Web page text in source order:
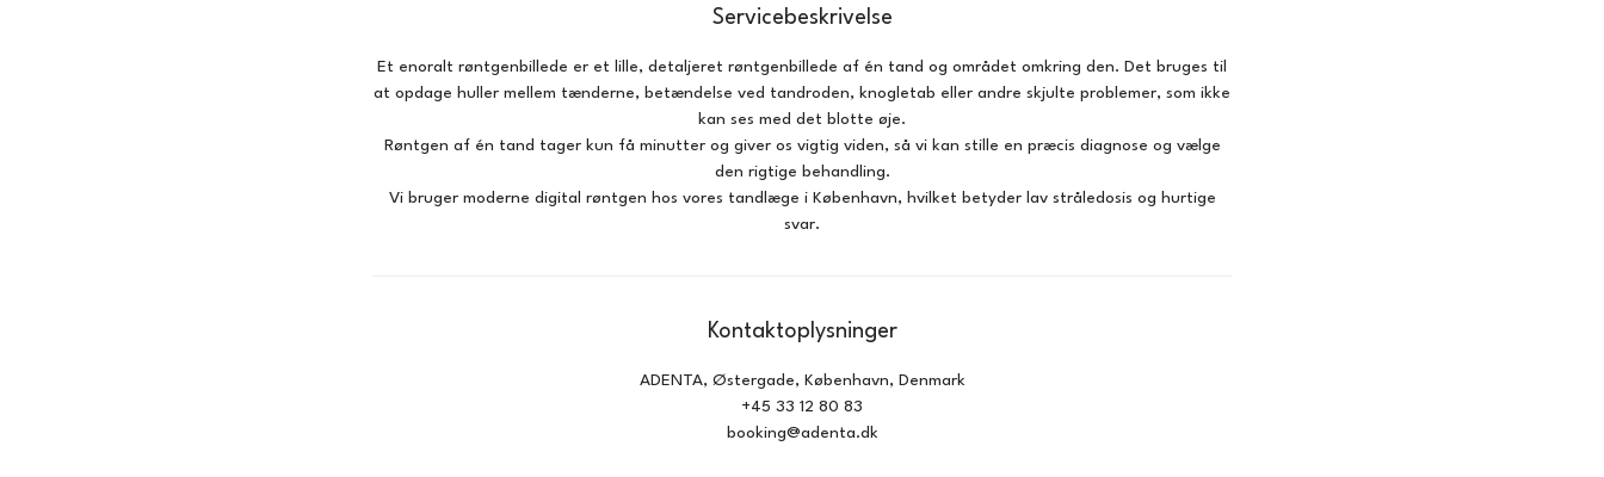
Servicebeskrivelse
Et enoralt røntgenbillede er et lille, detaljeret røntgenbillede af én tand og området omkring den. Det bruges til
at opdage huller mellem tænderne, betændelse ved tandroden, knogletab eller andre skjulte problemer, som ikke
kan ses med det blotte øje.
Røntgen af én tand tager kun få minutter og giver os vigtig viden, så vi kan stille en præcis diagnose og vælge
den rigtige behandling.
Vi bruger moderne digital røntgen hos vores tandlæge i København, hvilket betyder lav stråledosis og hurtige
svar.
Kontaktoplysninger
ADENTA, Østergade, København, Denmark
+45 33 12 80 83
booking@adenta.dk